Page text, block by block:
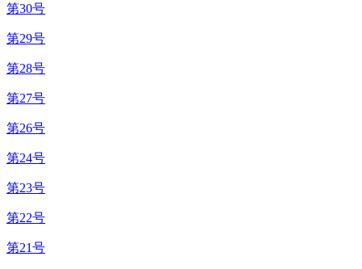
第30号
第29号
第28号
第27号
第26号
第24号
第23号
第22号
第21号